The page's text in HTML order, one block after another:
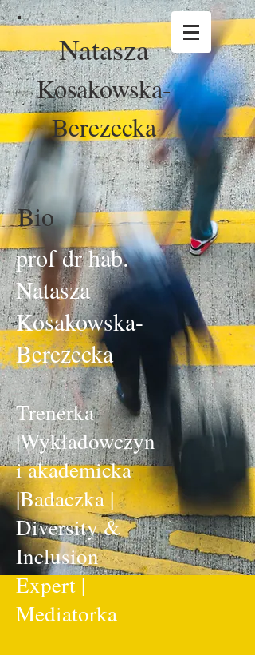
Natasza
Kosakowska-
Berezecka
Bio
prof dr hab.
Natasza
Kosakowska-
Berezecka
Trenerka
|Wykładowczyn
i akademicka
|Badaczka |
Diversity &
Inclusion
Expert |
Mediatorka